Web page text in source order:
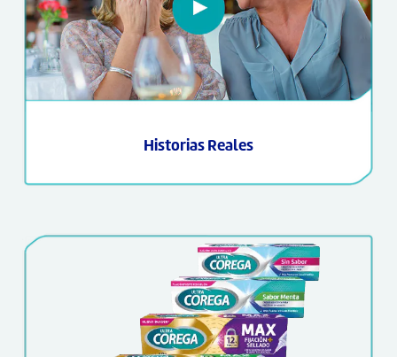
Historias Reales